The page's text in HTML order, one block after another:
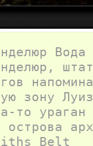
зону
то ураган
Belt